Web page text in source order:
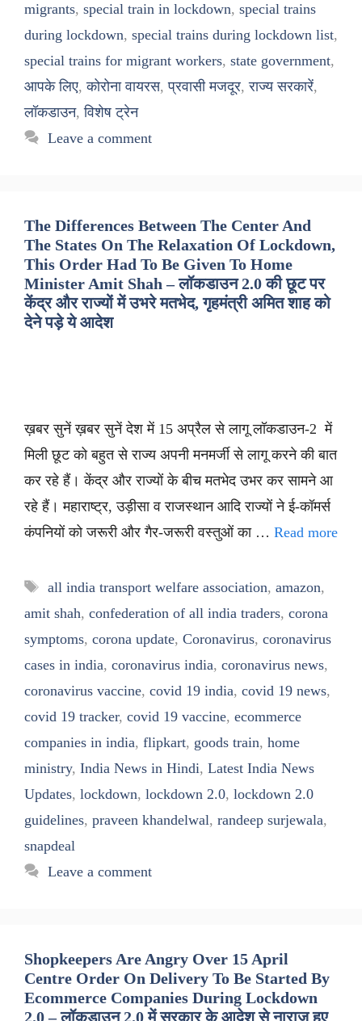
migrants, special train in lockdown, special trains
during lockdown, special trains during lockdown list,
special trains for migrant workers, state government,
आपके लिए,कोरोना वायरस,प्रवासी मजदूर,राज्य सरकारें,
लॉकडाउन,विशेष ट्रेन
Leave a comment
The Differences Between The Center And
The States On The Relaxation Of Lockdown,
This Order Had To Be Given To Home
Minister Amit Shah – लॉकडाउन 2.0 की छूट पर
केंद्र और राज्यों में उभरे मतभेद, गृहमंत्री अमित शाह को
देने पड़े ये आदेश
ख़बर सुनें ख़बर सुनें देश में 15 अप्रैल से लागू लॉकडाउन-2 में
मिली छूट को बहुत से राज्य अपनी मनमर्जी से लागू करने की बात
कर रहे हैं। केंद्र और राज्यों के बीच मतभेद उभर कर सामने आ
रहे हैं। महाराष्ट्र, उड़ीसा व राजस्थान आदि राज्यों ने ई-कॉमर्स
कंपनियों को जरूरी और गैर-जरूरी वस्तुओं का … Read more
Tags
all india transport welfare association, amazon,
amit shah, confederation of all india traders, corona
symptoms, corona update, Coronavirus, coronavirus
cases in india, coronavirus india, coronavirus news,
coronavirus vaccine, covid 19 india, covid 19 news,
covid 19 tracker, covid 19 vaccine, ecommerce
companies in india, flipkart, goods train, home
ministry, India News in Hindi, Latest India News
Updates, lockdown, lockdown 2.0, lockdown 2.0
guidelines, praveen khandelwal, randeep surjewala,
snapdeal
Leave a comment
Shopkeepers Are Angry Over 15 April
Centre Order On Delivery To Be Started By
Ecommerce Companies During Lockdown
2.0 – लॉकडाउन 2.0 में सरकार के आदेश से नाराज हुए